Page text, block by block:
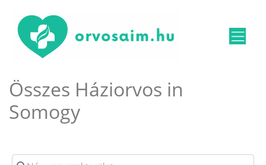
Összes Háziorvos in
Somogy
Név, vagy szakterület